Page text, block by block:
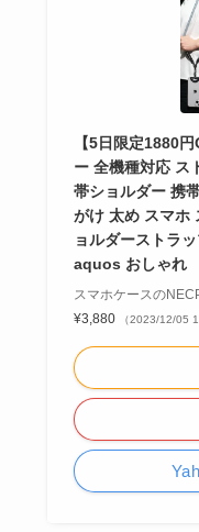
【5日限定1880
ー 全機種対応 ス
帯ショルダー 携
がけ 太め スマホ
ョルダーストラ
aquos おしゃれ
スマホケースの
¥3,880
（2023/12/05